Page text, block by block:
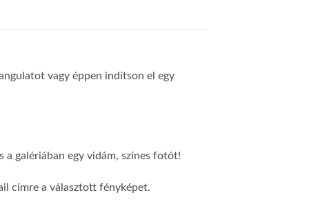
vagy éppen indítson el egy
a galériában egy vidám, színes fotót!
címre a választott fényképet.